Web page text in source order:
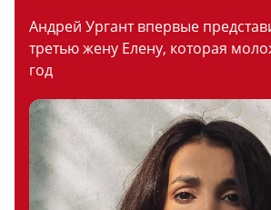
Андрей Ургант впервые
третью жену Елену, которая
год